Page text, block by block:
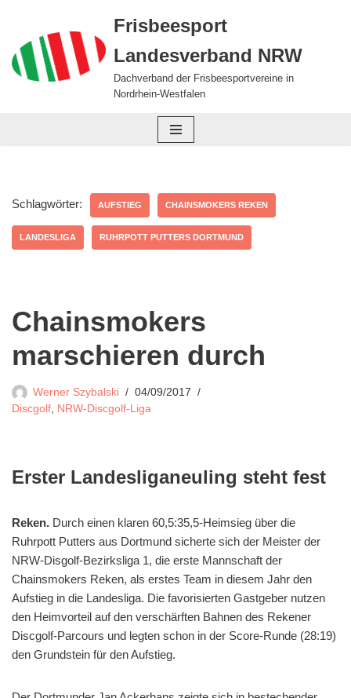
Zum
Inhalt
springen
Frisbeesport
Landesverband NRW
Dachverband der Frisbeesportvereine in
Nordrhein-Westfalen
Schlagwörter: AUFSTIEG CHAINSMOKERS REKEN
LANDESLIGA RUHRPOTT PUTTERS DORTMUND
Chainsmokers
marschieren durch
Werner Szybalski
04/09/2017
Discgolf, NRW-Discgolf-Liga
Erster Landesliganeuling steht fest
Reken. Durch einen klaren 60,5:35,5-Heimsieg über die
Ruhrpott Putters aus Dortmund sicherte sich der Meister der
NRW-Disgolf-Bezirksliga 1, die erste Mannschaft der
Chainsmokers Reken, als erstes Team in diesem Jahr den
Aufstieg in die Landesliga. Die favorisierten Gastgeber nutzen
den Heimvorteil auf den verschärften Bahnen des Rekener
Discgolf-Parcours und legten schon in der Score-Runde (28:19)
den Grundstein für den Aufstieg.